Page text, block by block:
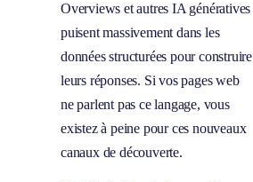
Overviews et autres IA génératives
puisent massivement dans les
données structurées pour construire
leurs réponses. Si vos pages web
ne parlent pas ce langage, vous
existez à peine pour ces nouveaux
canaux de découverte.